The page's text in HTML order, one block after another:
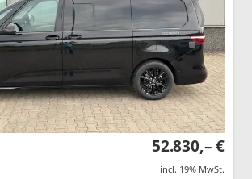
52.830,– €
incl. 19% MwSt.